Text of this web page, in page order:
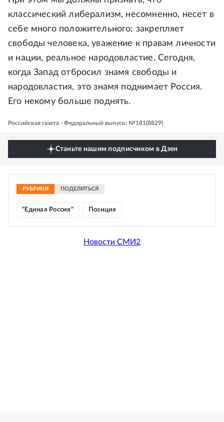
классический либерализм, несомненно, несет в
себе много положительного: закрепляет
свободы человека, уважение к правам личности
и нации, реальное народовластие. Сегодня,
когда Запад отбросил знамя свободы и
народовластия, это знамя поднимает Россия.
Его некому больше поднять.
Российская газета - Федеральный выпуск: №181(8829)
Станьте нашим подписчиком в Дзен
РУБРИКИ ПОДЕЛИТЬСЯ
"Единая Россия" Позиция
Новости СМИ2